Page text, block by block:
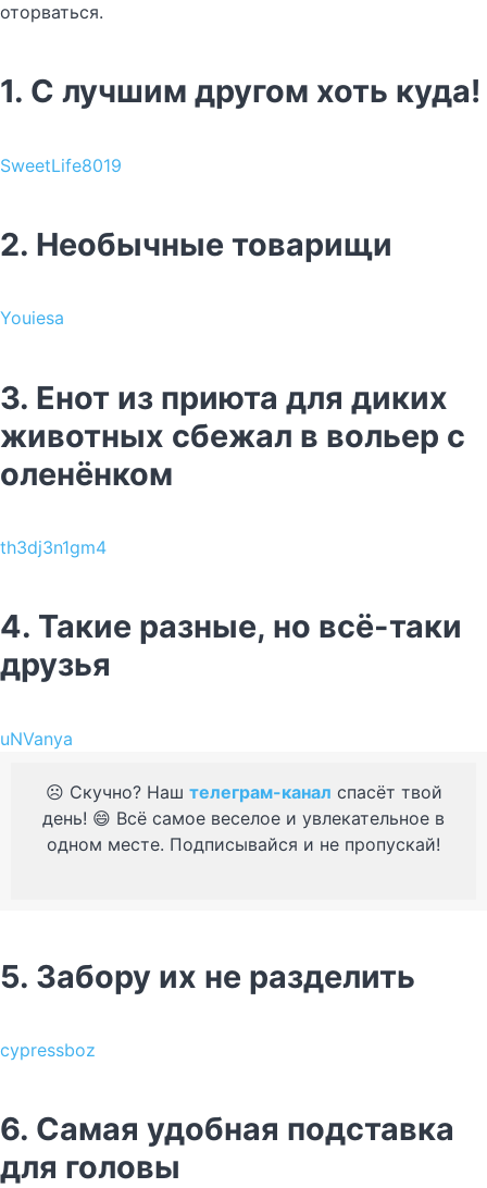
оторваться.
1. С лучшим другом хоть куда!
SweetLife8019
2. Необычные товарищи
Youiesa
3. Енот из приюта для диких
животных сбежал в вольер с
оленёнком
th3dj3n1gm4
4. Такие разные, но всё-таки
друзья
uNVanya
☹️ Скучно? Наш телеграм-канал спасёт твой
день! 😄 Всё самое веселое и увлекательное в
одном месте. Подписывайся и не пропускай!
5. Забору их не разделить
cypressboz
6. Самая удобная подставка
для головы